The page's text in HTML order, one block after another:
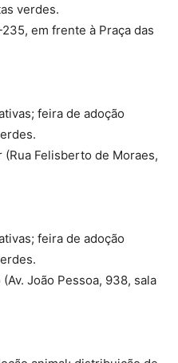
verdes.
em frente à Praça das
feira de adoção
(Rua Felisberto de Moraes,
feira de adoção
João Pessoa, 938, sala